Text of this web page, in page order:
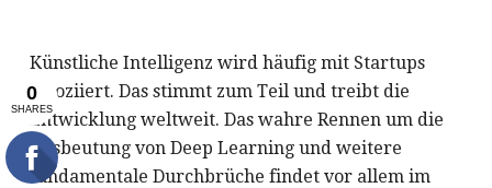
Künstliche Intelligenz wird häufig mit Startups
assoziiert. Das stimmt zum Teil und treibt die
Entwicklung weltweit. Das wahre Rennen um die
Ausbeutung von Deep Learning und weitere
fundamentale Durchbrüche findet vor allem im